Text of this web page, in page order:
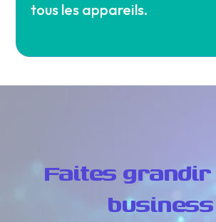
tous les appareils.
Faites
business